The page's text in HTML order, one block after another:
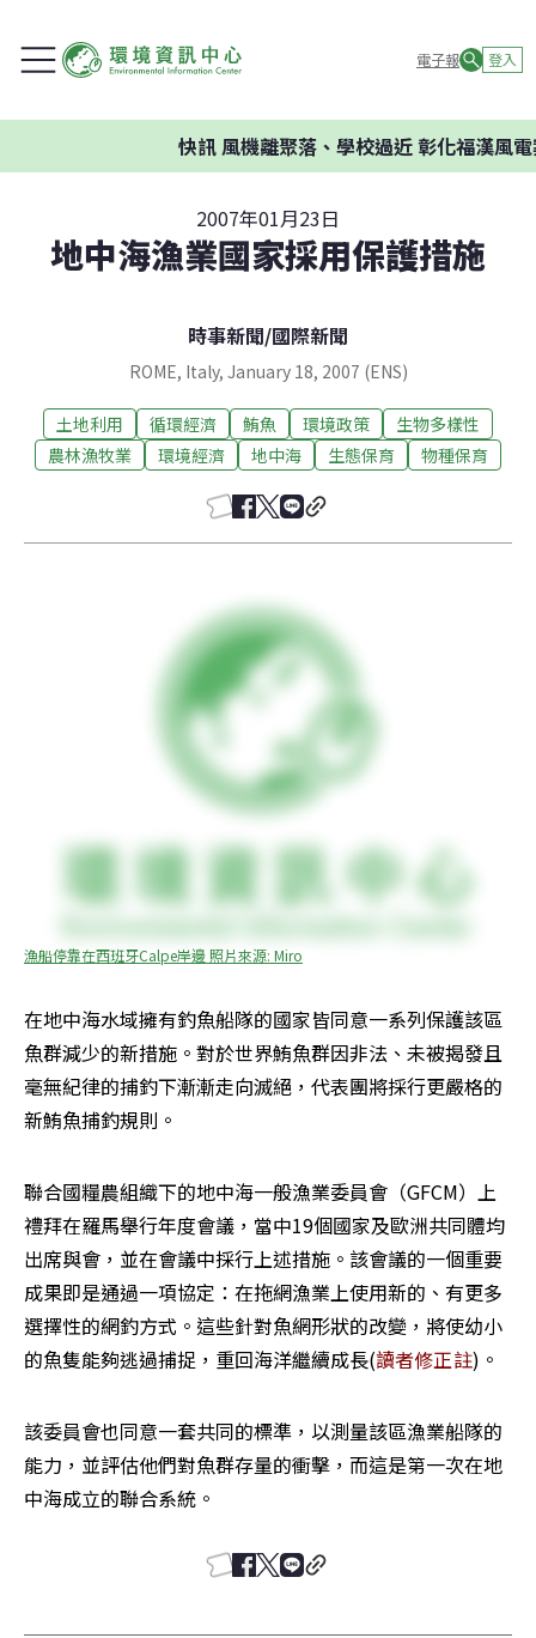
電子報 登入
快訊風機離聚落、學校過近 彰化福漢風電
2007年01月23日
地中海漁業國家採用保護措施
時事新聞/國際新聞
ROME, Italy, January 18, 2007 (ENS)
土地利用 循環經濟 鮪魚 環境政策
生物多樣性
農林漁牧業
環境經濟 地中海 生態保育 物種保育
漁船停靠在西班牙Calpe岸邊 照片來源: Miro
在地中海水域擁有釣魚船隊的國家皆同意一系列保護該區
魚群減少的新措施。對於世界鮪魚群因非法、未被揭發且
毫無紀律的捕釣下漸漸走向滅絕，代表團將採行更嚴格的
新鮪魚捕釣規則。
聯合國糧農組織下的地中海一般漁業委員會（GFCM）上
禮拜在羅馬舉行年度會議，當中19個國家及歐洲共同體均
出席與會，並在會議中採行上述措施。該會議的一個重要
成果即是通過一項協定：在拖網漁業上使用新的、有更多
選擇性的網釣方式。這些針對魚網形狀的改變，將使幼小
的魚隻能夠逃過捕捉，重回海洋繼續成長(讀者修正註)。
該委員會也同意一套共同的標準，以測量該區漁業船隊的
能力，並評估他們對魚群存量的衝擊，而這是第一次在地
中海成立的聯合系統。